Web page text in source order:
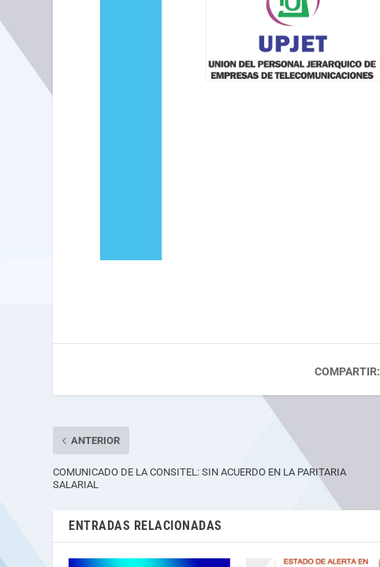
COMPARTIR:
ANTERIOR
COMUNICADO DE LA CONSITEL: SIN ACUERDO EN LA PARITARIA
SALARIAL
ENTRADAS RELACIONADAS